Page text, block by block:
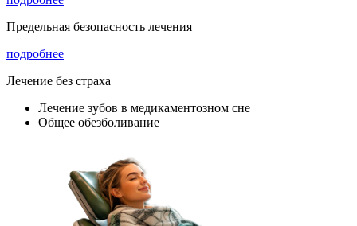
Предельная безопасность лечения
подробнее
Лечение без страха
Лечение зубов в медикаментозном сне
Общее обезболивание